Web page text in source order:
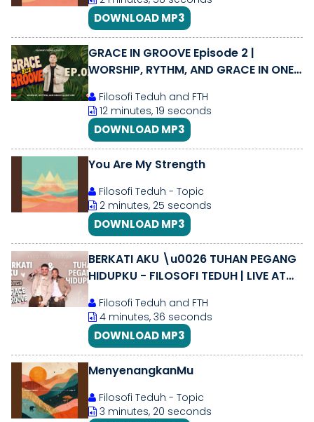
DOWNLOAD MP3
GRACE IN GROOVE Episode 2 |
WORSHIP, RYTHM, AND GRACE IN ONE
Filosofi Teduh and FTH
12 minutes, 19 seconds
DOWNLOAD MP3
You Are My Strength
Filosofi Teduh - Topic
2 minutes, 25 seconds
DOWNLOAD MP3
BERKATI AKU \u0026 TUHAN PEGANG
HIDUPKU - FILOSOFI TEDUH | LIVE AT
Filosofi Teduh and FTH
4 minutes, 36 seconds
DOWNLOAD MP3
MenyenangkanMu
Filosofi Teduh - Topic
3 minutes, 20 seconds